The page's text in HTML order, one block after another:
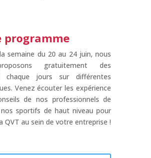
programme
semaine du 20 au 24 juin, nous
gratuitement des
chaque jours sur différentes
Venez écouter les expérience
de nos professionnels de
sportifs de haut niveau pour
QVT au sein de votre entreprise !